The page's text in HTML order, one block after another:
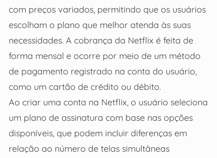
com preços variados, permitindo que os usuários
escolham o plano que melhor atenda às suas
necessidades. A cobrança da Netflix é feita de
forma mensal e ocorre por meio de um método
de pagamento registrado na conta do usuário,
como um cartão de crédito ou débito.
Ao criar uma conta na Netflix, o usuário seleciona
um plano de assinatura com base nas opções
disponíveis, que podem incluir diferenças em
relação ao número de telas simultâneas